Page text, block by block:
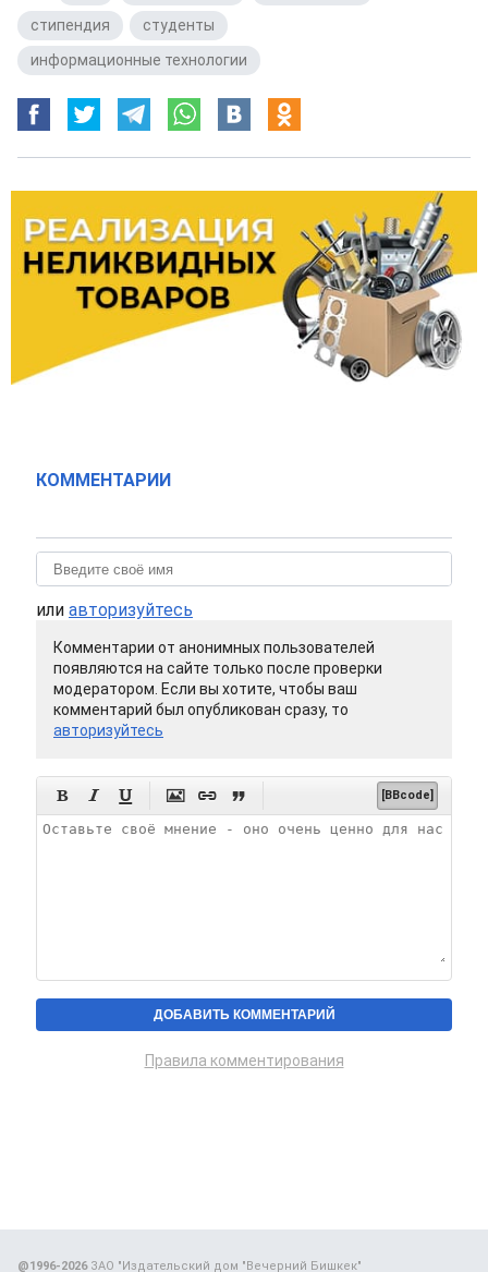
стипендия
студенты
информационные технологии
КОММЕНТАРИИ
или авторизуйтесь
Комментарии от анонимных пользователей
появляются на сайте только после проверки
модератором. Если вы хотите, чтобы ваш
комментарий был опубликован сразу, то
авторизуйтесь
      [BBcode]
Правила комментирования
@1996-2026ЗАО "Издательский дом "Вечерний Бишкек"